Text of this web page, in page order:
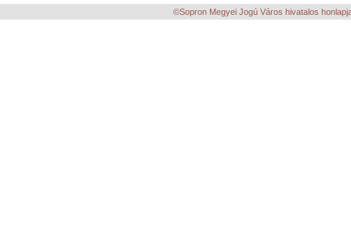
©Sopron Megyei Jogú Város hivatalos